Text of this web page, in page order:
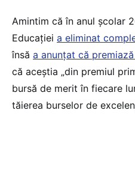
Amintim că în anul școlar
Educației a eliminat
însă a anunțat că
că aceștia „din premiul
bursă de merit în fiecare
tăierea burselor de